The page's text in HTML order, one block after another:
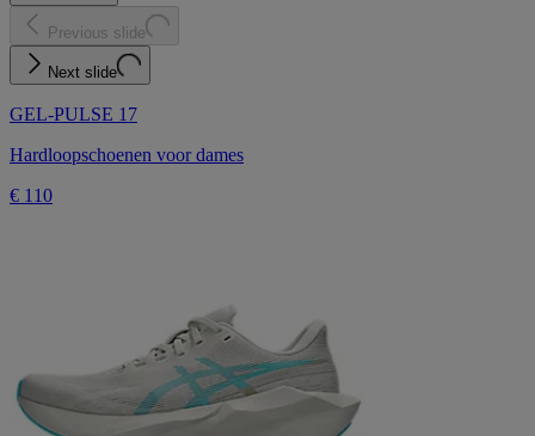
Previous slide
Next slide
GEL-PULSE 17
Hardloopschoenen voor dames
€ 110